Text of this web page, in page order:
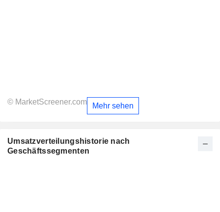
© MarketScreener.com Mehr sehen
Umsatzverteilungshistorie nach
Geschäftssegmenten